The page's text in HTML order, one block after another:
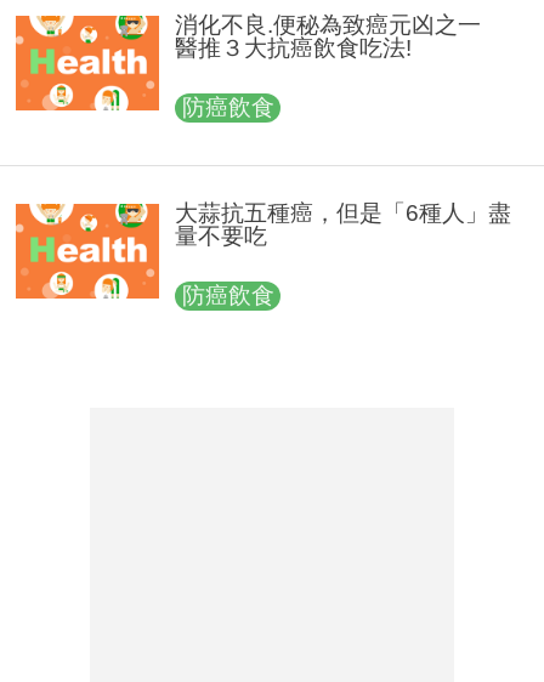
消化不良.便秘為致癌元凶之一
醫推３大抗癌飲食吃法!
防癌飲食
大蒜抗五種癌，但是「6種人」盡
量不要吃
防癌飲食